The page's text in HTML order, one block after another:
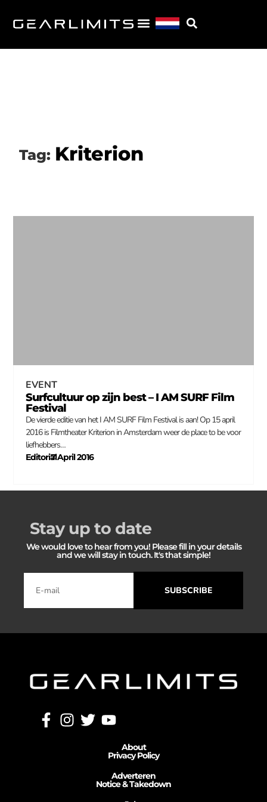
Tag: Kriterion
EVENT
Surfcultuur op zijn best – I AM SURF Film
Festival
De vierde editie van het I AM SURF Film Festival is aan! Op 15 april
2016 is Filmtheater Kriterion in Amsterdam weer de place to be voor
liefhebbers…
Editorial
–
7 April 2016
Stay up to date
We would love to hear from you! Please fill in your details
and we will stay in touch. It's that simple!
SUBSCRIBE
About
Privacy Policy
Adverteren
Notice & Takedown